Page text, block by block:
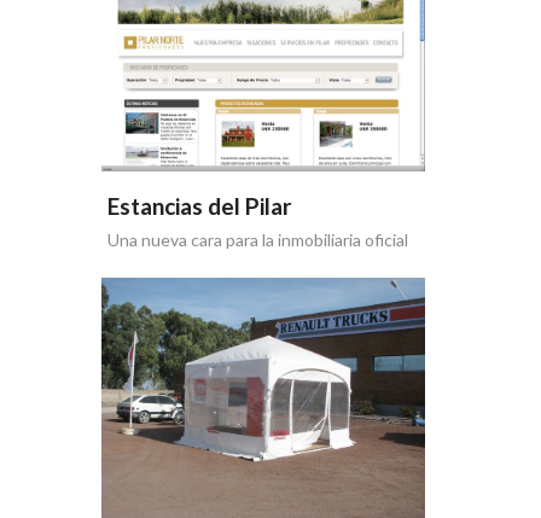
Estancias del Pilar
Una nueva cara para la inmobiliaria oficial